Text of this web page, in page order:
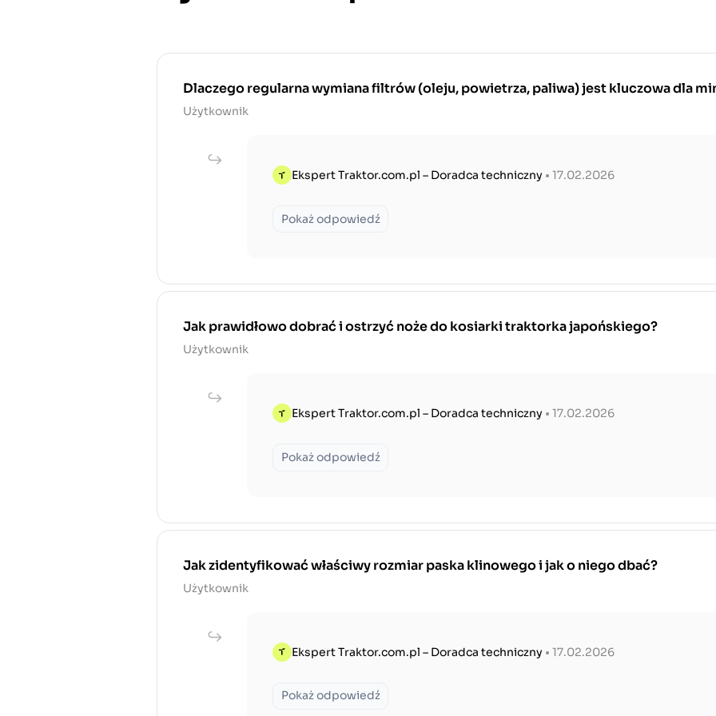
Dlaczego regularna wymiana filtrów (oleju, powietrza, paliwa) jest kluczowa dla
Użytkownik
Ekspert Traktor.com.pl – Doradca techniczny • 17.02.2026
Pokaż odpowiedź
Jak prawidłowo dobrać i ostrzyć noże do kosiarki traktorka japońskiego?
Użytkownik
Ekspert Traktor.com.pl – Doradca techniczny • 17.02.2026
Pokaż odpowiedź
Jak zidentyfikować właściwy rozmiar paska klinowego i jak o niego dbać?
Użytkownik
Ekspert Traktor.com.pl – Doradca techniczny • 17.02.2026
Pokaż odpowiedź